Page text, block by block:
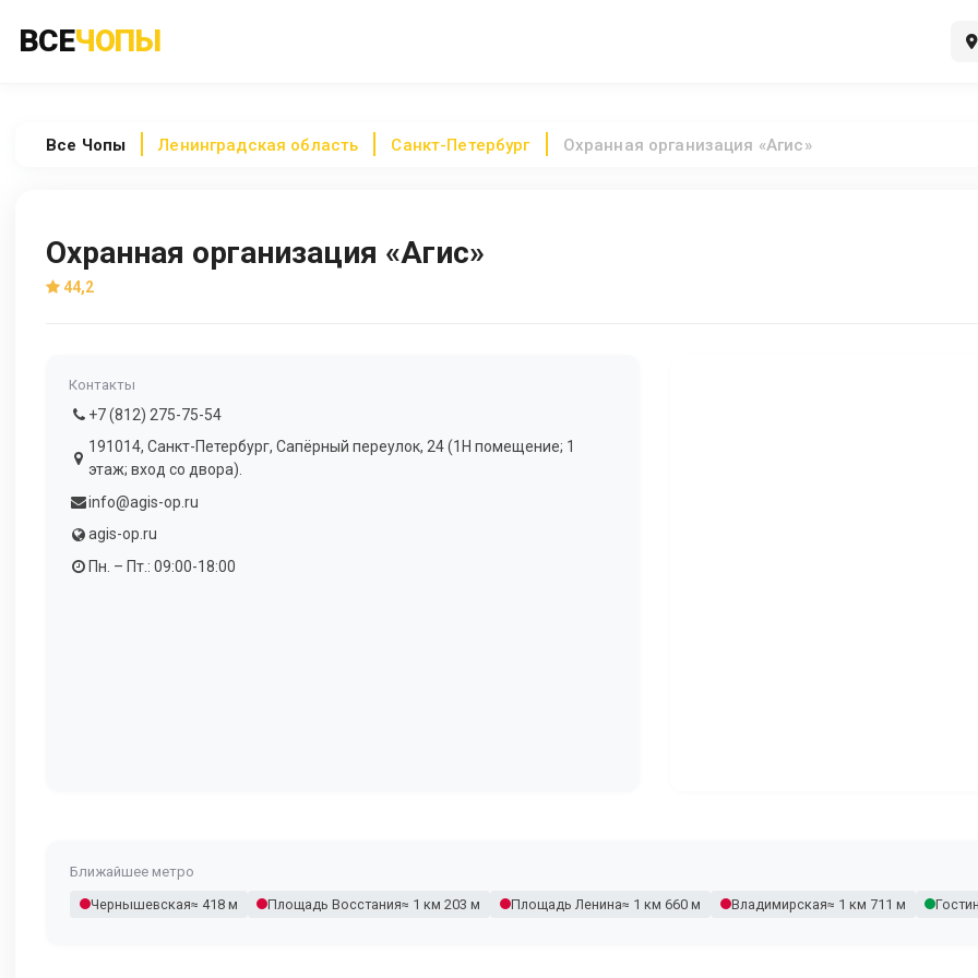
ВСЕЧОПЫ
Все Чопы Ленинградская область Санкт-Петербург Охранная организация «Агис»
Охранная организация «Агис»
44,2
Контакты
+7 (812) 275-75-54
191014, Санкт-Петербург, Сапёрный переулок, 24 (1Н помещение; 1
этаж; вход со двора).
info@agis-op.ru
agis-op.ru
Пн. – Пт.: 09:00-18:00
Ближайшее метро
Чернышевская≈ 418 м Площадь Восстания≈ 1 км 203 м Площадь Ленина≈ 1 км 660 м Владимирская≈ 1 км 711 м